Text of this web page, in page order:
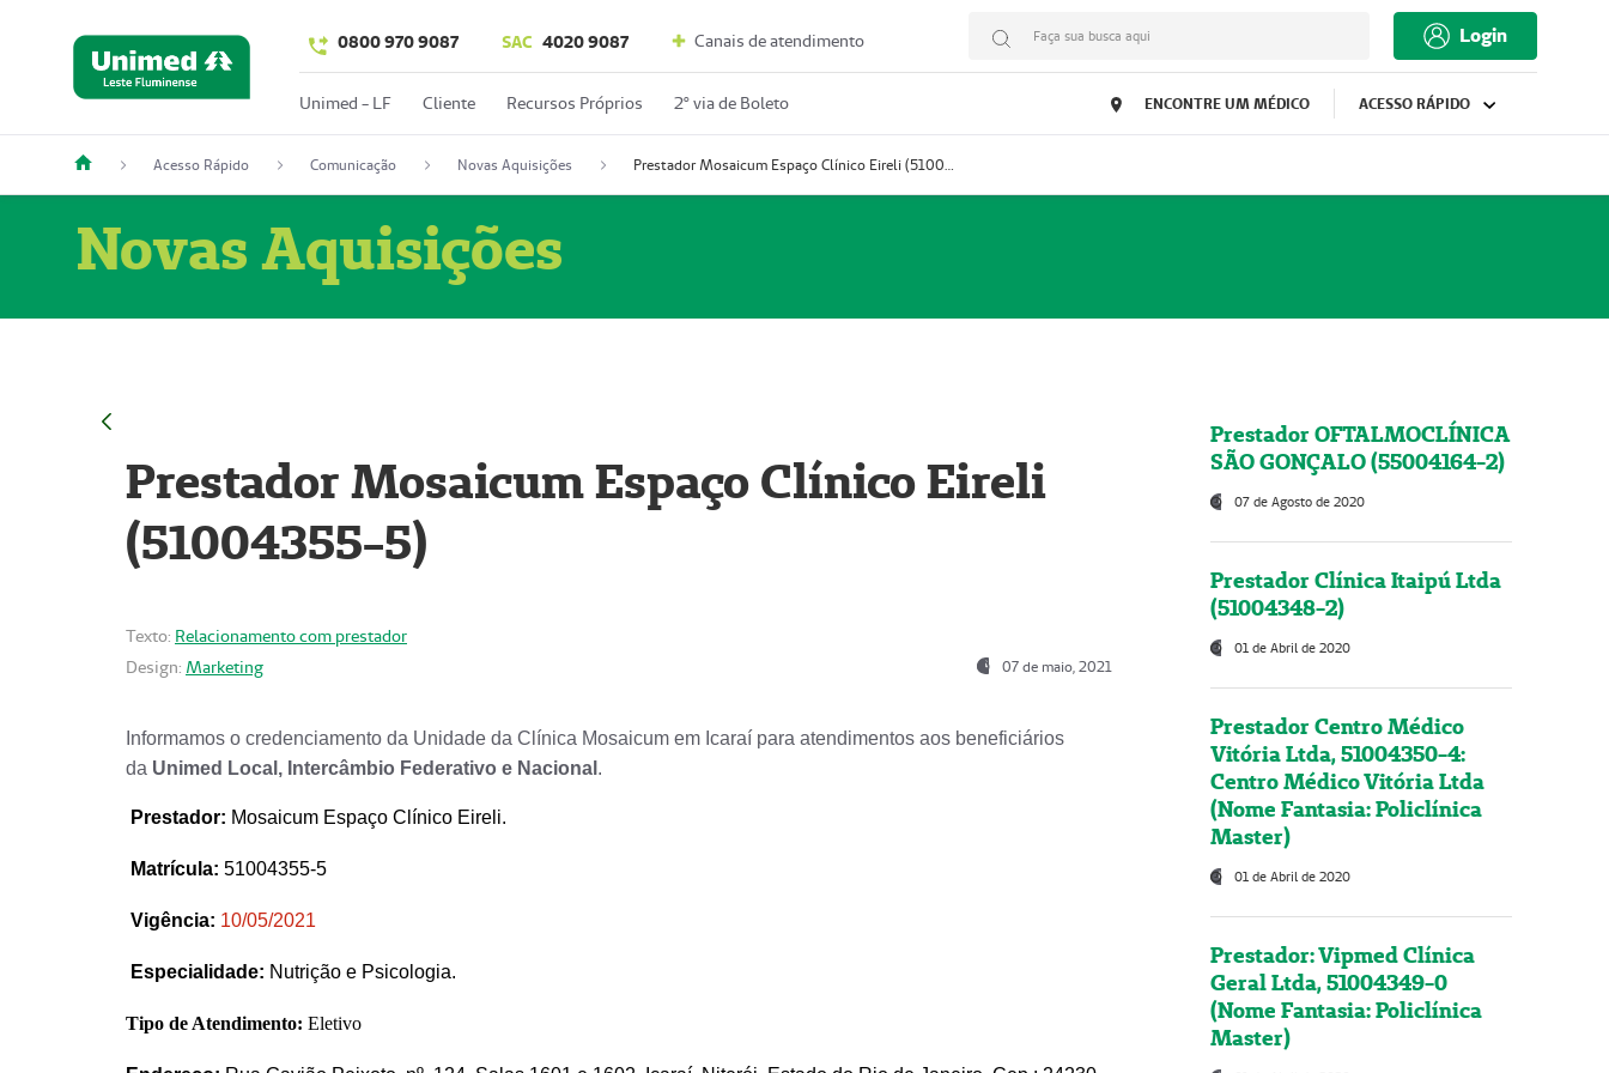
0800 970 9087 SAC 4020 9087 Canais de atendimento Faça sua busca aqui Login
Unimed - LF Cliente Recursos Próprios 2º via de Boleto ENCONTRE UM MÉDICO ACESSO RÁPIDO
Acesso Rápido Comunicação Novas Aquisições Prestador Mosaicum Espaço Clínico Eireli (51004355-5)
Novas Aquisições
Prestador Mosaicum Espaço Clínico Eireli
(51004355-5)
Texto: Relacionamento com prestador
Design: Marketing 07 de maio, 2021
Informamos o credenciamento da Unidade da Clínica Mosaicum em Icaraí para atendimentos aos beneficiários
da Unimed Local, Intercâmbio Federativo e Nacional .
Prestador: Mosaicum Espaço Clínico Eireli.
Matrícula: 51004355-5
Vigência: 10/05/2021
Especialidade: Nutrição e Psicologia.
Tipo de Atendimento: Eletivo
Prestador OFTALMOCLÍNICA
SÃO GONÇALO (55004164-2)
07 de Agosto de 2020
Prestador Clínica Itaipú Ltda
(51004348-2)
01 de Abril de 2020
Prestador Centro Médico
Vitória Ltda, 51004350-4:
Centro Médico Vitória Ltda
(Nome Fantasia: Policlínica
Master)
01 de Abril de 2020
Prestador: Vipmed Clínica
Geral Ltda, 51004349-0
(Nome Fantasia: Policlínica
Master)